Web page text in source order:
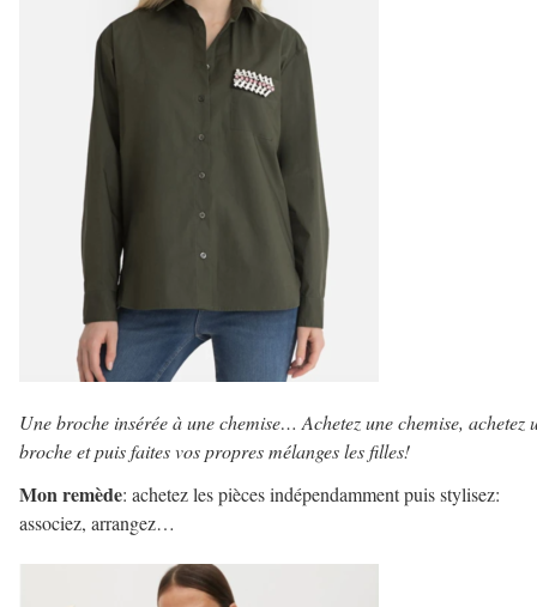
Une broche insérée à une chemise… Achetez une chemise, achetez
broche et puis faites vos propres mélanges les filles!
Mon remède: achetez les pièces indépendamment puis stylisez:
associez, arrangez…